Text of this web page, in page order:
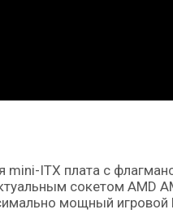
mini-ITX плата с
сокетом AMD
мощный